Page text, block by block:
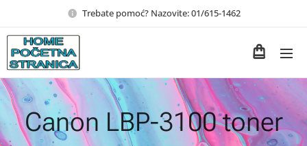
Trebate pomoć? Nazovite: 01/615-1462
Canon LBP-3100 toner